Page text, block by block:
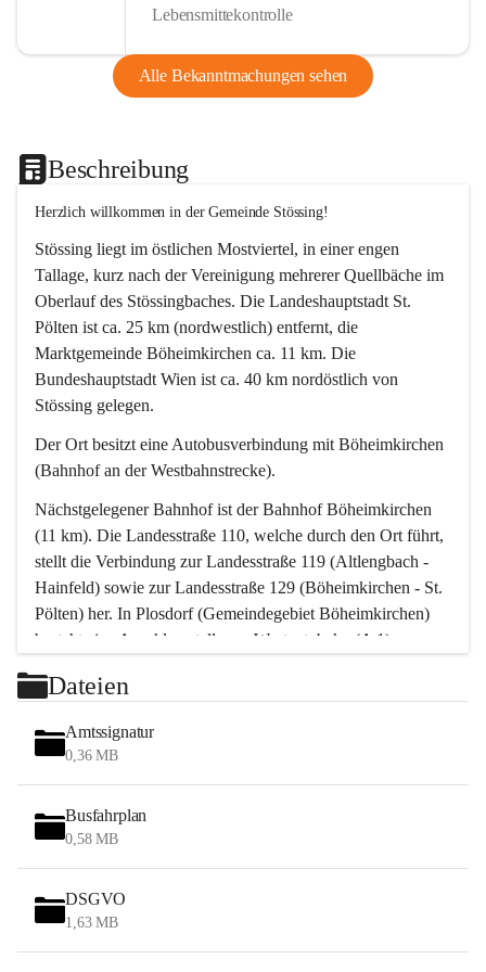
Lebensmittekontrolle
Alle Bekanntmachungen sehen
Beschreibung
Herzlich willkommen in der Gemeinde Stössing!
Stössing liegt im östlichen Mostviertel, in einer engen
Tallage, kurz nach der Vereinigung mehrerer Quellbäche im
Oberlauf des Stössingbaches. Die Landeshauptstadt St.
Pölten ist ca. 25 km (nordwestlich) entfernt, die
Marktgemeinde Böheimkirchen ca. 11 km. Die
Bundeshauptstadt Wien ist ca. 40 km nordöstlich von
Stössing gelegen.
Der Ort besitzt eine Autobusverbindung mit Böheimkirchen
(Bahnhof an der Westbahnstrecke).
Nächstgelegener Bahnhof ist der Bahnhof Böheimkirchen
(11 km). Die Landesstraße 110, welche durch den Ort führt,
stellt die Verbindung zur Landesstraße 119 (Altlengbach -
Hainfeld) sowie zur Landesstraße 129 (Böheimkirchen - St.
Pölten) her. In Plosdorf (Gemeindegebiet Böheimkirchen)
besteht eine Anschlussstelle zur Westautobahn (A 1).
Wien erreicht man in ca. 45 Minuten.
Stössing zählt noch zum Naherholungsraum Wien sowie
zum Naherholungsraum St. Pölten. Viele Bauernhöfe hatten
„ihre Wiener“. Seit 1960 bauten viele Wiener
Wochenendhäuser im Gemeindegebiet. Wegen des
waldreichen Jagdgebietes haben viele Jagdpächter ihre
Das Wandern ist aus touristischer Sicht die bedeutendste
Tätigkeit. Das hügelige Gebiet mit Wanderwegen durch
Wiesen, Wälder und Obstkulturen lädt dazu ein. Gefördert
Dateien
Amtssignatur
0,36 MB
Busfahrplan
0,58 MB
DSGVO
1,63 MB